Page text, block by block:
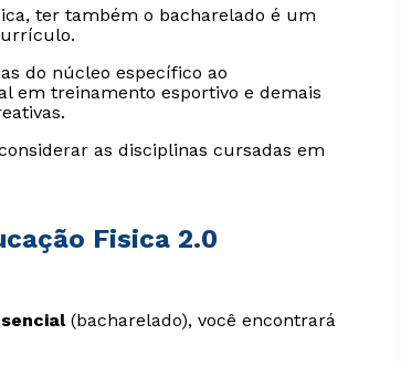
ter também o bacharelado é um
do núcleo específico ao
em treinamento esportivo e demais
as disciplinas cursadas em
Fisica 2.0
(bacharelado), você encontrará